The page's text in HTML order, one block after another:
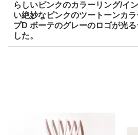
らしいピンクのカラーリング/イ
い絶妙なピンクのツートーンカ
プD ボーテのグレーのロゴが光
した。